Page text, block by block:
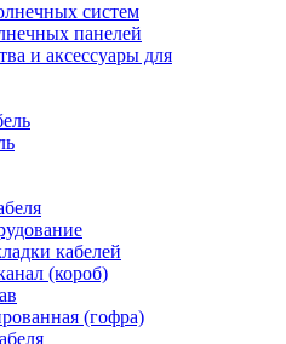
систем
панелей
и аксессуары для
кабелей
(короб)
(гофра)